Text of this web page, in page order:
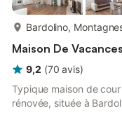
Bardolino,
Maison De
9,2 (70 avis)
Typique maison de
rénovée, située à